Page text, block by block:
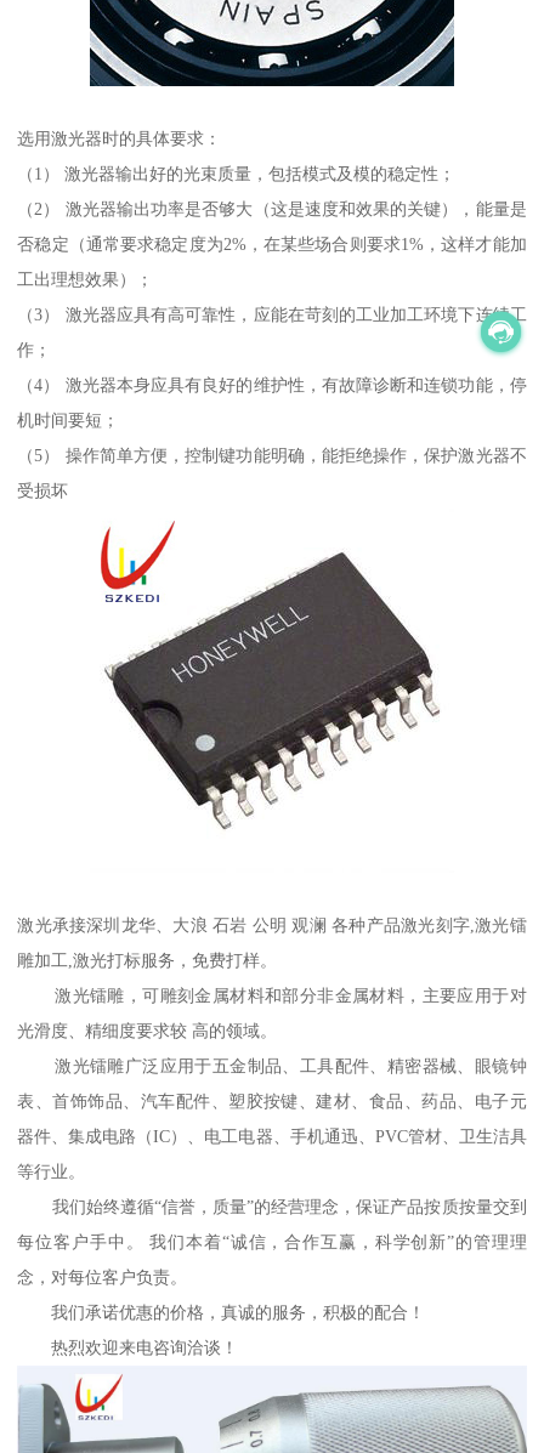
选用激光器时的具体要求：
（1） 激光器输出好的光束质量，包括模式及模的稳定性；
（2） 激光器输出功率是否够大（这是速度和效果的关键），能量是
否稳定（通常要求稳定度为2%，在某些场合则要求1%，这样才能加
工出理想效果）；
（3） 激光器应具有高可靠性，应能在苛刻的工业加工环境下连续工
作；
（4） 激光器本身应具有良好的维护性，有故障诊断和连锁功能，停
机时间要短；
（5） 操作简单方便，控制键功能明确，能拒绝操作，保护激光器不
受损坏
激光承接深圳龙华、大浪 石岩 公明 观澜 各种产品激光刻字,激光镭
雕加工,激光打标服务，免费打样。
激光镭雕，可雕刻金属材料和部分非金属材料，主要应用于对
光滑度、精细度要求较 高的领域。
激光镭雕广泛应用于五金制品、工具配件、精密器械、眼镜钟
表、首饰饰品、汽车配件、塑胶按键、建材、食品、药品、电子元
器件、集成电路（IC）、电工电器、手机通迅、PVC管材、卫生洁具
等行业。
我们始终遵循“信誉，质量”的经营理念，保证产品按质按量交到
每位客户手中。 我们本着“诚信，合作互赢，科学创新”的管理理
念，对每位客户负责。
我们承诺优惠的价格，真诚的服务，积极的配合！
热烈欢迎来电咨询洽谈！